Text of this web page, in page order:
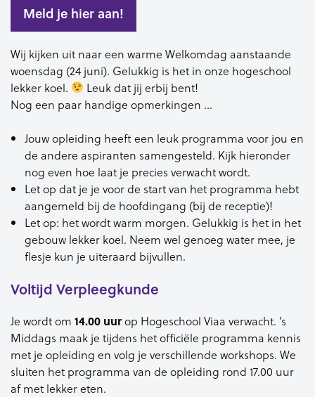
Meld je hier aan!
Wij kijken uit naar een warme Welkomdag aanstaande
woensdag (24 juni). Gelukkig is het in onze hogeschool
lekker koel.
Leuk dat jij erbij bent!
Nog een paar handige opmerkingen …
Jouw opleiding heeft een leuk programma voor jou en
de andere aspiranten samengesteld. Kijk hieronder
nog even hoe laat je precies verwacht wordt.
Let op dat je je voor de start van het programma hebt
aangemeld bij de hoofdingang (bij de receptie)!
Let op: het wordt warm morgen. Gelukkig is het in het
gebouw lekker koel. Neem wel genoeg water mee, je
flesje kun je uiteraard bijvullen.
Voltijd Verpleegkunde
Je wordt om 14.00 uurop Hogeschool Viaa verwacht. ’s
Middags maak je tijdens het officiële programma kennis
met je opleiding en volg je verschillende workshops. We
sluiten het programma van de opleiding rond 17.00 uur
af met lekker eten.